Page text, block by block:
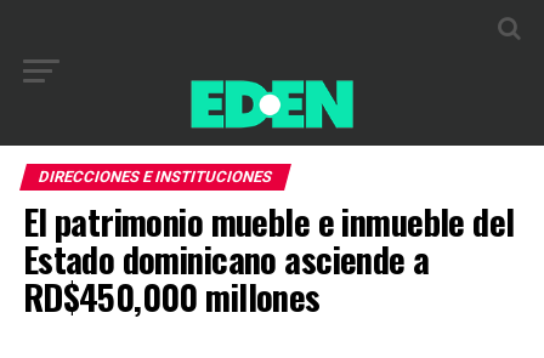
DIRECCIONES E INSTITUCIONES
El patrimonio mueble e inmueble del
Estado dominicano asciende a
RD$450,000 millones